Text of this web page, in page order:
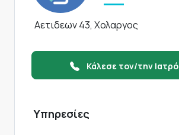
Αετιδεων 43, Χολαργος
Κάλεσε τον/την Ιατρό
Υπηρεσίες